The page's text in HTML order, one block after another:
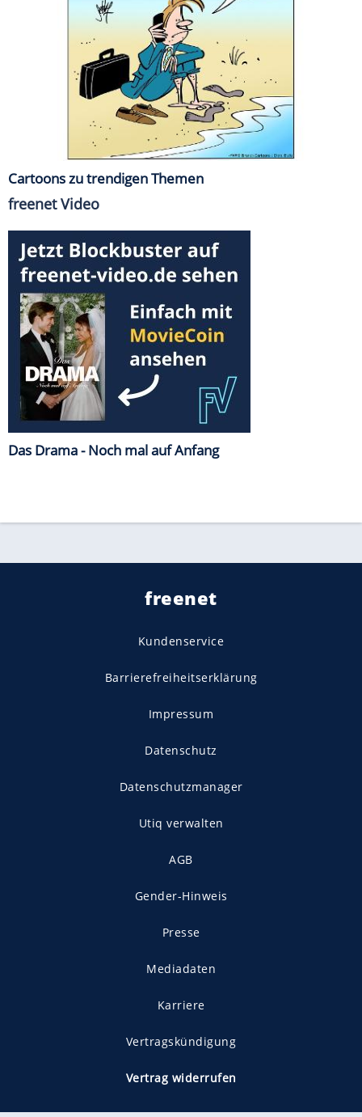
Cartoons zu trendigen Themen
freenet Video
Das Drama - Noch mal auf Anfang
freenet
Kundenservice
Barrierefreiheitserklärung
Impressum
Datenschutz
Datenschutzmanager
Utiq verwalten
AGB
Gender-Hinweis
Presse
Mediadaten
Karriere
Vertragskündigung
Vertrag widerrufen